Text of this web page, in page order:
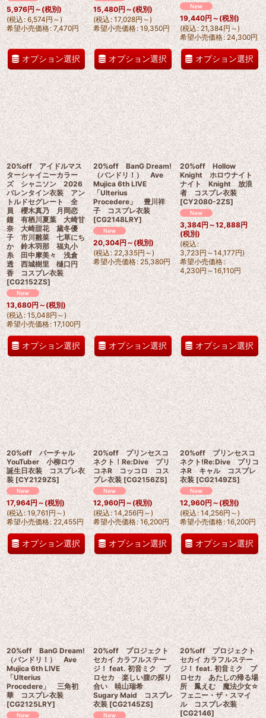
5,976円～(税別)
(税込: 6,574円～)
希望小売価格: 7,470円
オプション選択
15,480円～(税別)
(税込: 17,028円～)
希望小売価格: 19,350円
オプション選択
19,440円 ～(税別)
(税込: 21,384円～)
希望小売価格: 24,300円
オプション選択
20%off アイドルマス
ターシャイニーカラー
ズ シャニソン 2026
バレンタイン衣装 アン
トルドセグレート 全
員 櫻木真乃 月岡恋
鐘 有栖川夏葉 大崎甘
奈 大崎甜花 黛冬優
子 市川雛菜 七草にち
か 鈴木羽那 福丸小
糸 田中摩美々 浅倉
透 西城樹里 樋口円
香 コスプレ衣装
[CG2152ZS]
13,680円～(税別)
(税込: 15,048円～)
希望小売価格: 17,100円
オプション選択
20%off BanG Dream!
（バンドリ！） Ave
Mujica 6th LIVE
「Ulterius
Procedere」 豊川祥
子 コスプレ衣装
[CG2148LRY]
20,304円～(税別)
(税込: 22,335円～)
希望小売価格: 25,380円
オプション選択
20%off Hollow
Knight ホロウナイト
ナイト Knight 放浪
者 コスプレ衣装
[CY2080-2ZS]
3,384円 ～12,888円
(税別)
(税込:
3,723円～14,177円)
希望小売価格:
4,230円～16,110円
オプション選択
20%off バーチャル
YouTuber 小柳ロウ
誕生日衣装 コスプレ衣
装 [CY2129ZS]
17,964円～(税別)
(税込: 19,761円～)
希望小売価格: 22,455円
オプション選択
20%off プリンセスコ
ネクト！Re:Dive プリ
コネR コッコロ コス
プレ衣装 [CG2156ZS]
12,960円～(税別)
(税込: 14,256円～)
希望小売価格: 16,200円
オプション選択
20%off プリンセスコ
ネクト!Re:Dive プリコ
ネR キャル コスプレ
衣装 [CG2149ZS]
12,960円～(税別)
(税込 : 14,256円～)
希望小売価格: 16,200円
オプション選択
20%off BanG Dream!
（バンドリ！） Ave
Mujica 6th LIVE
「Ulterius
Procedere」 三角初
華 コスプレ衣装
[CG2125LRY]
20%off プロジェクト
セカイ カラフルステー
ジ！ feat. 初音ミク プ
ロセカ 楽しい腹の探り
合い 暁山瑞希
Sugary Maid コスプレ
衣装 [CG2145ZS]
20%off プロジェクト
セカイ カラフルステー
ジ！ feat. 初音ミク プ
ロセカ あたしの帰る場
所 鳳えむ 魔法少女☆
フェニー・ザ・スマイ
ル コスプレ衣装
[CG2146]